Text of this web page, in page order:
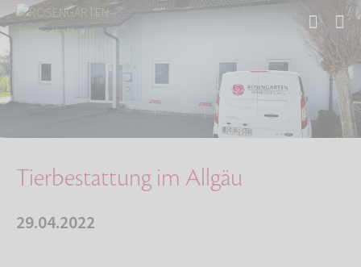
Über uns Tierbestattung im Allgäu
Tierbestattung im Allgäu
29.04.2022